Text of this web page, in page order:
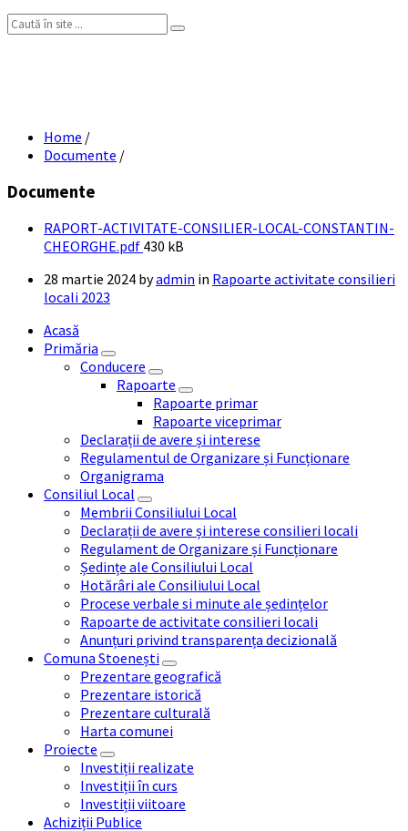
Search:
Home /
Documente /
Documente
RAPORT-ACTIVITATE-CONSILIER-LOCAL-CONSTANTIN-
CHEORGHE.pdf File
430 kB
28 martie 2024 byadmin in Rapoarte activitate consilieri
locali 2023
Acasă
Primăria
Conducere
Rapoarte
Rapoarte primar
Rapoarte viceprimar
Declarații de avere și interese
Regulamentul de Organizare și Funcționare
Organigrama
Consiliul Local
Membrii Consiliului Local
Declarații de avere și interese consilieri locali
Regulament de Organizare și Funcționare
Ședințe ale Consiliului Local
Hotărâri ale Consiliului Local
Procese verbale si minute ale ședințelor
Rapoarte de activitate consilieri locali
Anunțuri privind transparența decizională
Comuna Stoenești
Prezentare geografică
Prezentare istorică
Prezentare culturală
Harta comunei
Proiecte
Investiții realizate
Investiții în curs
Investiții viitoare
Achiziții Publice